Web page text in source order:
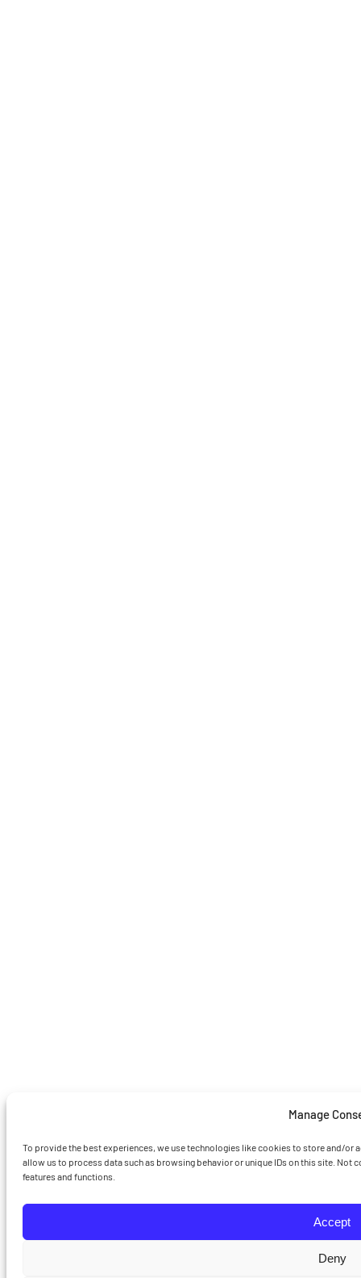
Manage
To provide the best experiences, we use technologies like cookies to store and/
allow us to process data such as browsing behavior or unique IDs on this site.
features and functions.
Accept
Deny